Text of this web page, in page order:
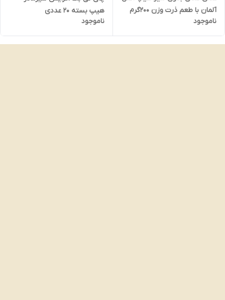
آلمان با طعم ذرت وزن ۲۰۰گرم
ناموجود
هیپ بسته ۲۰ عددی
ناموجود